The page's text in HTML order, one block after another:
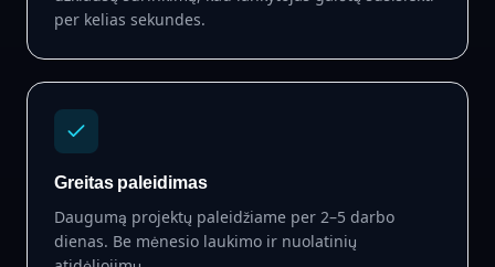
per kelias sekundes.
Greitas paleidimas
Daugumą projektų paleidžiame per 2–5 darbo
dienas. Be mėnesio laukimo ir nuolatinių